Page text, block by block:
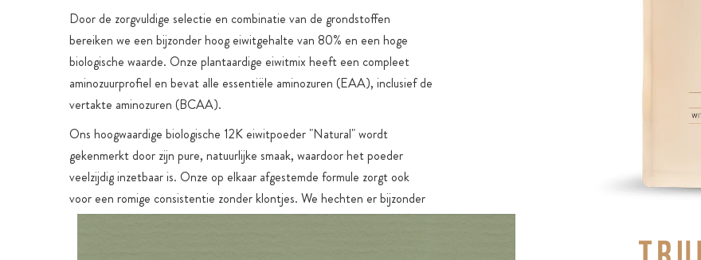
Door de zorgvuldige selectie en combinatie van de grondstoffen
bereiken we een bijzonder hoog eiwitgehalte van 80% en een hoge
biologische waarde. Onze plantaardige eiwitmix heeft een compleet
aminozuurprofiel en bevat alle essentiële aminozuren (EAA), inclusief de
vertakte aminozuren (BCAA).
Ons hoogwaardige biologische 12K eiwitpoeder "Natural" wordt
gekenmerkt door zijn pure, natuurlijke smaak, waardoor het poeder
veelzijdig inzetbaar is. Onze op elkaar afgestemde formule zorgt ook
voor een romige consistentie zonder klontjes. We hechten er bijzonder
veel waarde aan dat al onze veganistische eiwitpoeders worden